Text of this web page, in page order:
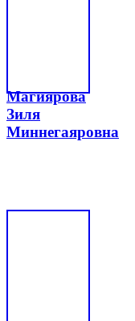
Магиярова
Зиля
Миннегаяровна